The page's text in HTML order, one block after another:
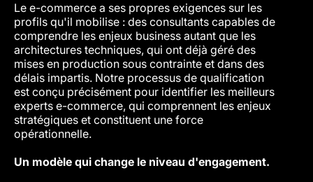
Le e-commerce a ses propres exigences sur les
profils qu'il mobilise : des consultants capables de
comprendre les enjeux business autant que les
architectures techniques, qui ont déjà géré des
mises en production sous contrainte et dans des
délais impartis. Notre processus de qualification
est conçu précisément pour identifier les meilleurs
experts e-commerce, qui comprennent les enjeux
stratégiques et constituent une force
opérationnelle.
Un modèle qui change le niveau d'engagement.